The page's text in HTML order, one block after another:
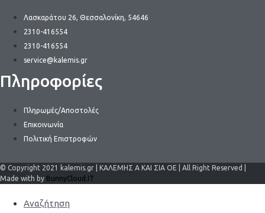
Λασκαράτου 26, Θεσσαλονίκη, 54646
2310-416554
2310-416554
service@kalemis.gr
Πληροφορίες
Πληρωμές/Αποστολές
Επικοινωνία
Πολιτική Επιστροφών
© Copyright 2021 kalemis.gr | ΚΑΛΕΜΗΣ Α ΚΑΙ ΣΙΑ ΟΕ | All Right Reserved |
Made with by BunnyCloud.IT
Αναζήτηση